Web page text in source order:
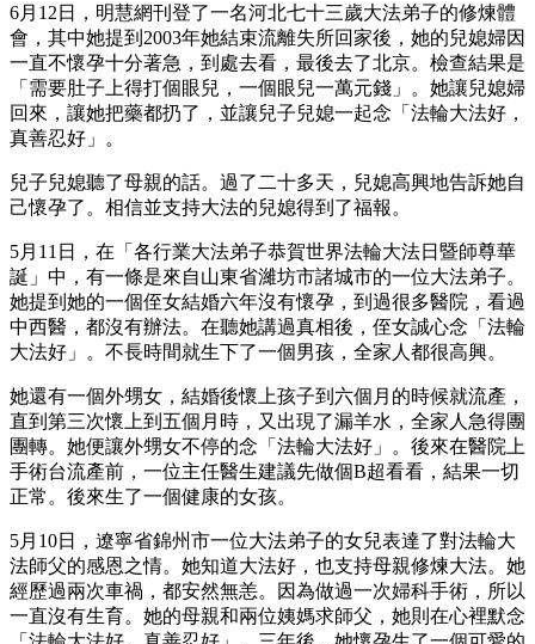
6月12日，明慧網刊登了一名河北七十三歲大法弟子的修煉體
會，其中她提到2003年她結束流離失所回家後，她的兒媳婦因
一直不懷孕十分著急，到處去看，最後去了北京。檢查結果是
「需要肚子上得打個眼兒，一個眼兒一萬元錢」。她讓兒媳婦
回來，讓她把藥都扔了，並讓兒子兒媳一起念「法輪大法好，
真善忍好」。
兒子兒媳聽了母親的話。過了二十多天，兒媳高興地告訴她自
己懷孕了。相信並支持大法的兒媳得到了福報。
5月11日，在「各行業大法弟子恭賀世界法輪大法日暨師尊華
誕」中，有一條是來自山東省濰坊市諸城市的一位大法弟子。
她提到她的一個侄女結婚六年沒有懷孕，到過很多醫院，看過
中西醫，都沒有辦法。在聽她講過真相後，侄女誠心念「法輪
大法好」。不長時間就生下了一個男孩，全家人都很高興。
她還有一個外甥女，結婚後懷上孩子到六個月的時候就流產，
直到第三次懷上到五個月時，又出現了漏羊水，全家人急得團
團轉。她便讓外甥女不停的念「法輪大法好」。後來在醫院上
手術台流產前，一位主任醫生建議先做個B超看看，結果一切
正常。後來生了一個健康的女孩。
5月10日，遼寧省錦州市一位大法弟子的女兒表達了對法輪大
法師父的感恩之情。她知道大法好，也支持母親修煉大法。她
經歷過兩次車禍，都安然無恙。因為做過一次婦科手術，所以
一直沒有生育。她的母親和兩位姨媽求師父，她則在心裡默念